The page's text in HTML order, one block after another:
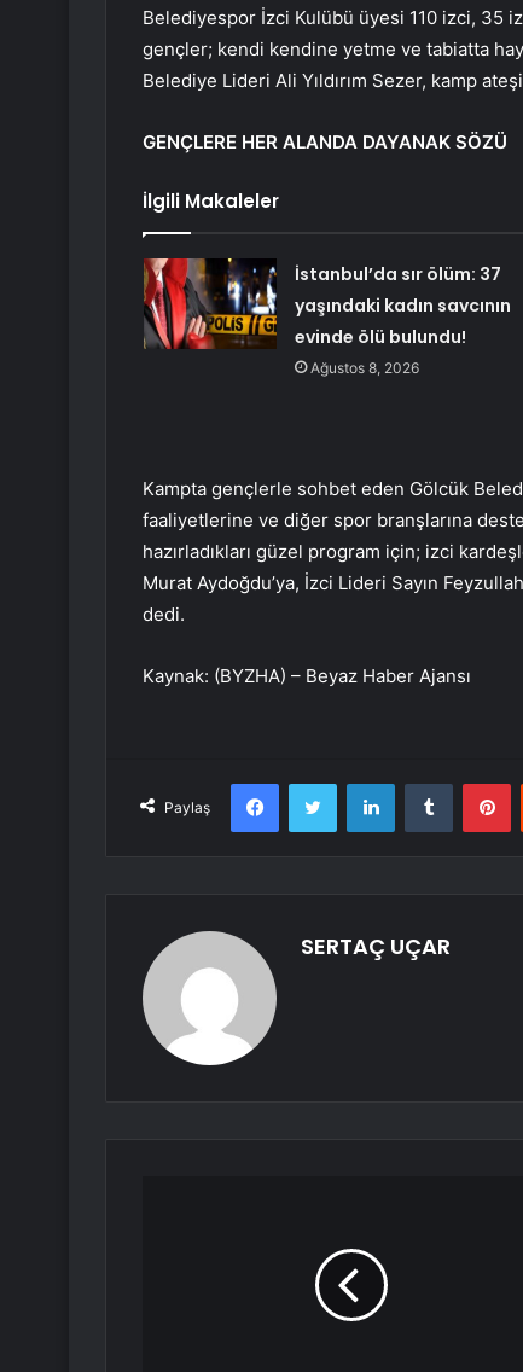
Belediyespor İzci Kulübü üyesi 110 izci, 35
gençler; kendi kendine yetme ve tabiatta
Belediye Lideri Ali Yıldırım Sezer, kamp
GENÇLERE HER ALANDA DAYANAK SÖZÜ
İlgili Makaleler
İstanbul’da sır ölüm: 37
yaşındaki kadın savcının
evinde ölü bulundu!
Ağustos 8, 2026
Kampta gençlerle sohbet eden Gölcük
faaliyetlerine ve diğer spor branşlarına
hazırladıkları güzel program için; izci
Murat Aydoğdu’ya, İzci Lideri Sayın
dedi.
Kaynak: (BYZHA) – Beyaz Haber Ajansı
Paylaş
FacebookTwitter LinkedInTumblr
SERTAÇ UÇAR